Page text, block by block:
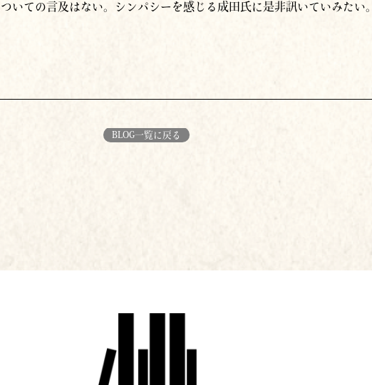
いての言及はない。シンパシーを感じる成田氏に是非訊いていみたい。
BLOG一覧に戻る